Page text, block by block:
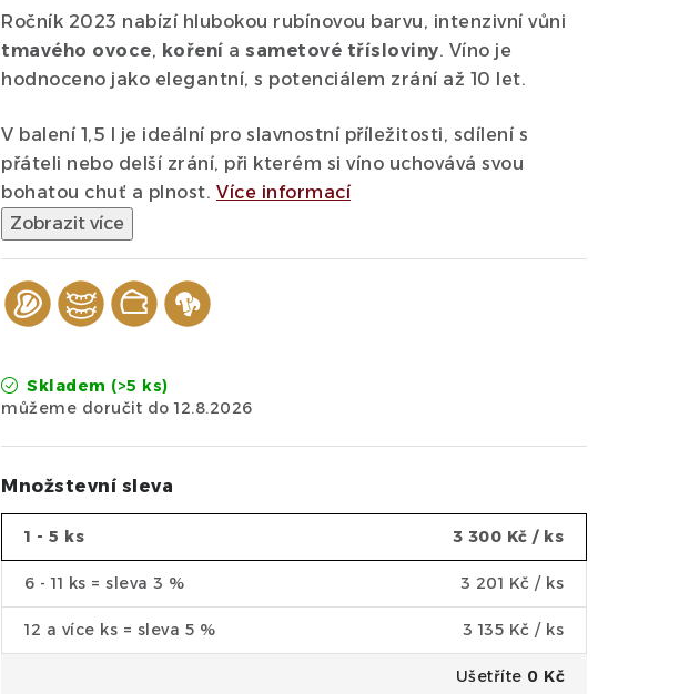
Ročník 2023 nabízí hlubokou rubínovou barvu, intenzivní vůni
tmavého ovoce, koření a sametové třísloviny. Víno je
hodnoceno jako elegantní, s potenciálem zrání až 10 let.
V balení 1,5 l je ideální pro slavnostní příležitosti, sdílení s
přáteli nebo delší zrání, při kterém si víno uchovává svou
bohatou chuť a plnost. Více informací
Zobrazit více
Skladem (>5 ks)
12.8.2026
Množstevní sleva
1 - 5 ks 3 300 Kč / ks
6 - 11 ks = sleva 3 % 3 201 Kč / ks
12 a více ks = sleva 5 % 3 135 Kč / ks
Ušetříte 0 Kč